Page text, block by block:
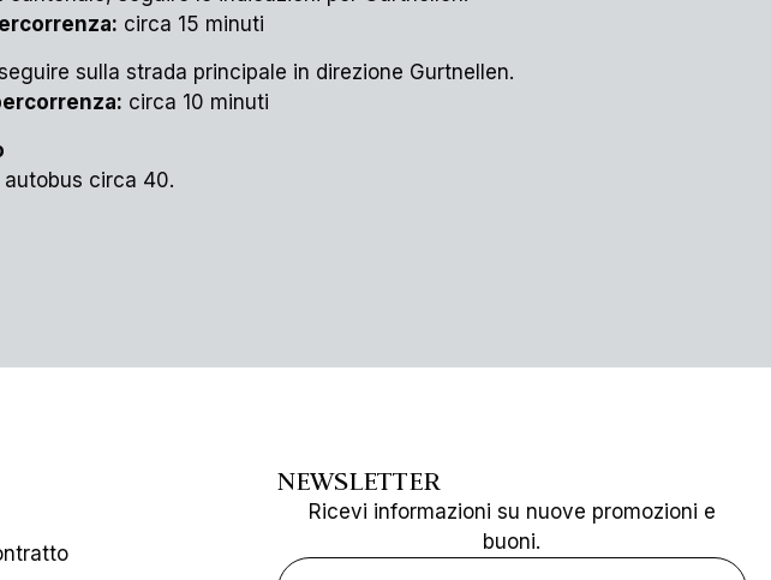
circa 15 minuti
sulla strada principale in direzione Gurtnellen.
circa 10 minuti
circa 40.
NEWSLETTER
Ricevi informazioni su nuove promozioni e
buoni.